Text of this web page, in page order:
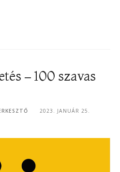
– 100 szavas
2023. JANUÁR 25.